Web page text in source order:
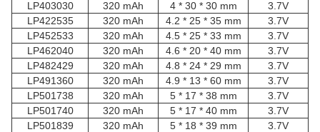
LP403030 320 mAh 4 * 30 * 30 mm
3.7V
LP422535
320 mAh 4.2 * 25 * 35 mm
3.7V
LP452533
320 mAh 4.5 * 25 * 33 mm
3.7V
LP462040
320 mAh 4.6 * 20 * 40 mm
3.7V
LP482429
320 mAh 4.8 * 24 * 29 mm
3.7V
LP491360
320 mAh 4.9 * 13 * 60 mm
3.7V
LP501738
320 mAh 5 * 17 * 38 mm
3.7V
LP501740
320 mAh 5 * 17 * 40 mm
3.7V
LP501839
320 mAh 5 * 18 * 39 mm
3.7V